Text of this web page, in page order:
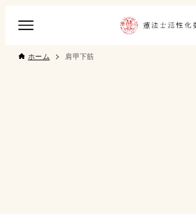
ホーム 肩甲下筋